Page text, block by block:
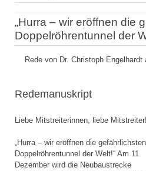
„Hurra – wir eröffnen die
Doppelröhrentunnel der
Rede von Dr. Christoph
Redemanuskript
Liebe Mitstreiterinnen, liebe Mitstreiter!
„Hurra – wir eröffnen die gefährlichsten
Doppelröhrentunnel der Welt!“ Am 11.
Dezember wird die Neubaustrecke